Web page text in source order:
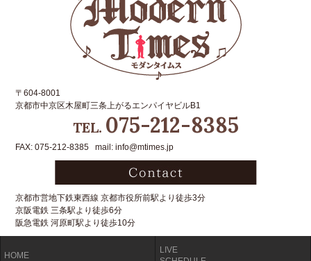
〒604-8001
京都市中京区木屋町三条上がるエンパイヤビルB1
TEL. 075-212-8385
FAX: 075-212-8385 mail: info@mtimes.jp
京都市営地下鉄東西線 京都市役所前駅より徒歩3分
京阪電鉄 三条駅より徒歩6分
阪急電鉄 河原町駅より徒歩10分
HOME
LIVE